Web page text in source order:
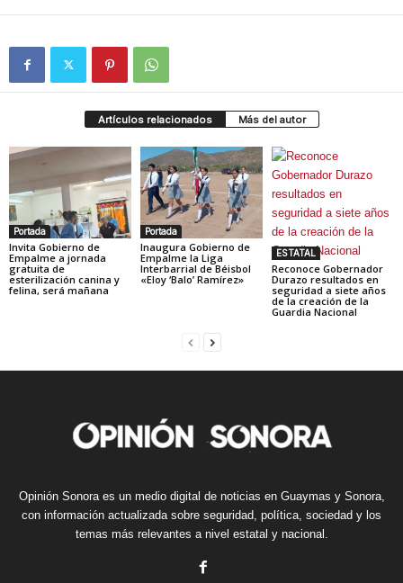
Artículos relacionados Más del autor
Portada
Invita Gobierno de
Empalme a jornada
gratuita de
esterilización canina y
felina, será mañana
Portada
Inaugura Gobierno de
Empalme la Liga
Interbarrial de Béisbol
«Eloy ‘Balo’ Ramírez»
ESTATAL
Reconoce Gobernador
Durazo resultados en
seguridad a siete años
de la creación de la
Guardia Nacional
Opinión Sonora es un medio digital de noticias en Guaymas y Sonora,
con información actualizada sobre seguridad, política, sociedad y los
temas más relevantes a nivel estatal y nacional.